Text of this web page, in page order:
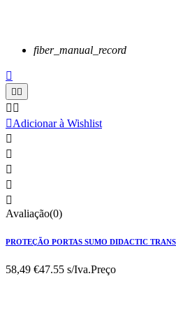
fiber_manual_record


 
Adicionar à Wishlist





Avaliação(0)
PROTEÇÃO PORTAS SUMO DIDACTIC
58,49 €47.55 s/Iva.Preço